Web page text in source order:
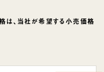
は、当社が希望する小売価格